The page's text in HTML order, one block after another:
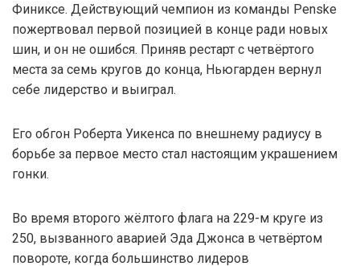
Финиксе. Действующий чемпион из команды Penske
пожертвовал первой позицией в конце ради новых
шин, и он не ошибся. Приняв рестарт с четвёртого
места за семь кругов до конца, Ньюгарден вернул
себе лидерство и выиграл.
Его обгон Роберта Уикенса по внешнему радиусу в
борьбе за первое место стал настоящим украшением
гонки.
Во время второго жёлтого флага на 229-м круге из
250, вызванного аварией Эда Джонса в четвёртом
повороте, когда большинство лидеров